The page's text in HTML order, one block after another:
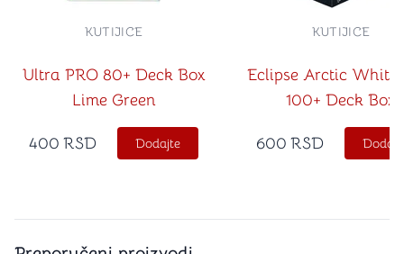
Ultra PRO 80+ Deck Box
Lime Green
KUTIJICE
400 RSD Dodajte
Eclipse Arctic White
100+ Deck Box
KUTIJICE
600 RSD